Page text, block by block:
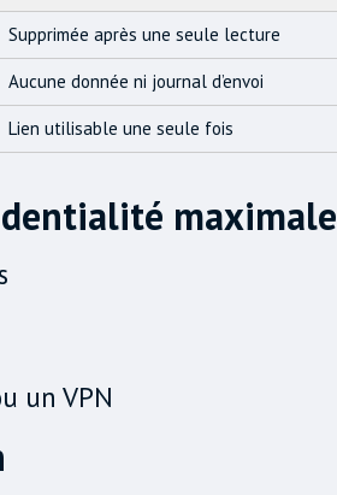
Supprimée après une seule lecture
Aucune donnée ni journal d’envoi
Lien utilisable une seule fois
maximale
un VPN